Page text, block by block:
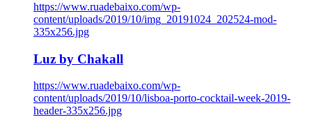
https://www.ruadebaixo.com/wp-
content/uploads/2019/10/img_20191024_202524-mod-
335x256.jpg
Luz by Chakall
https://www.ruadebaixo.com/wp-
content/uploads/2019/10/lisboa-porto-cocktail-week-2019-
header-335x256.jpg